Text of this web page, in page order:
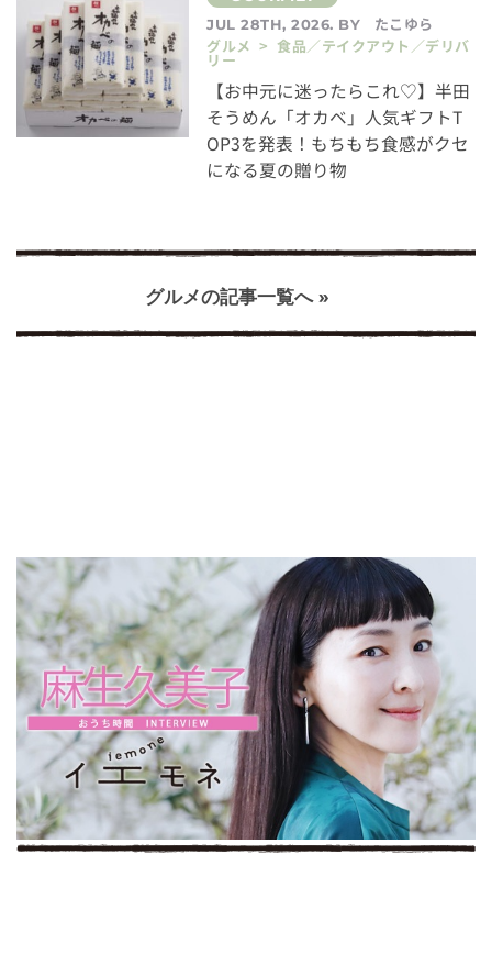
JUL 28TH, 2026. BY
たこゆら
グルメ > 食品／テイクアウト／デリバ
リー
【お中元に迷ったらこれ♡】半田
そうめん「オカベ」人気ギフトT
OP3を発表！もちもち食感がクセ
になる夏の贈り物
グルメの記事一覧へ »